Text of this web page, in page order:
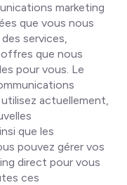
marketing
que vous nous
services,
que nous
pour vous. Le
actuellement,
que les
pouvez gérer vos
direct pour vous
ces